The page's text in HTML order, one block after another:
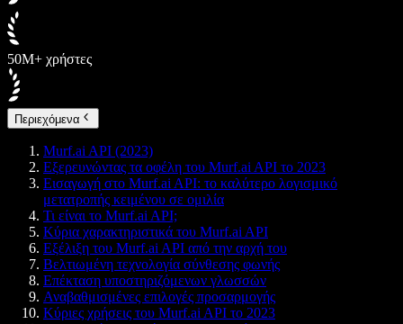
50M+ χρήστες
Περιεχόμενα
Murf.ai API (2023)
Εξερευνώντας τα οφέλη του Murf.ai API το 2023
Εισαγωγή στο Murf.ai API: το καλύτερο λογισμικό
μετατροπής κειμένου σε ομιλία
Τι είναι το Murf.ai API;
Κύρια χαρακτηριστικά του Murf.ai API
Εξέλιξη του Murf.ai API από την αρχή του
Βελτιωμένη τεχνολογία σύνθεσης φωνής
Επέκταση υποστηριζόμενων γλωσσών
Αναβαθμισμένες επιλογές προσαρμογής
Κύριες χρήσεις του Murf.ai API το 2023